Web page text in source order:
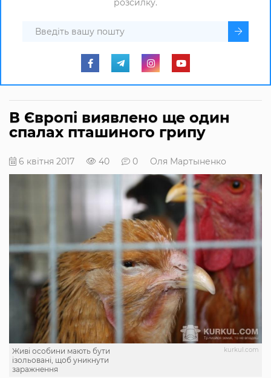
розсилку.
В Європі виявлено ще один
спалах пташиного грипу
6 квітня 2017 40 0 Оля Мартыненко
kurkul.com
Живі особини мають бути
ізольовані, щоб уникнути
заражнення